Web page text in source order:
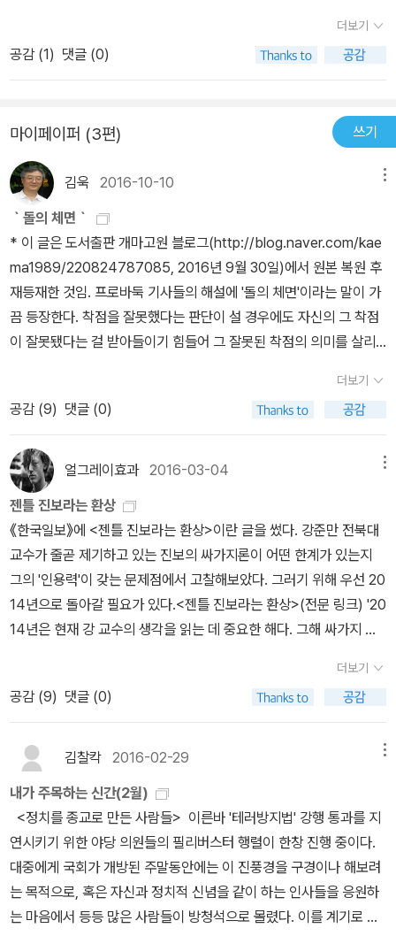
싸움에서건, 정치인들은 자신의 정당성을 10, 상대편의 정당성을 0
이라고 주장하는 고질병을 앓고 있다. 진실은 7대 3이거나 6대 4이
거나 5대 5일 텐데도 언행은 ‘10대 0’에 근거하는 과장과 과격과 극
치의 종교화로 이어지기 마련이다. 종교화된 정치 역시 광신으로 빠
과 연대와 결집을 이루어낼 수 있는 장점이 있다. 우리의 민주화 투쟁
이 바로 그런 경우다. ‘민주화 이후의 민주주의’ 체제하에서도 정치의
종교화는 계속되고 있지만, 그게 과연 바람직한지는 의문이다. 절박
한 상황이 아닌데도 절박한 열정이나 광신을 갖고 선악 이분법으로
임하다 보면 상대편과 소통 자체가 불가능해기 때문이다. 지금 한국
정치의 주요 문제는 바로 이런 소통 불능에서 비롯되는 게 아닐까?
더보기
공감 (1) 댓글 (0)
마이페이퍼 (3편) 쓰기
김욱 2016-10-10
｀돌의 체면｀
* 이 글은 도서출판 개마고원 블로그(http://blog.naver.com/kae
ma1989/220824787085, 2016년 9월 30일)에서 원본 복원 후
재등재한 것임. 프로바둑 기사들의 해설에 '돌의 체면'이라는 말이 가
끔 등장한다. 착점을 잘못했다는 판단이 설 경우에도 자신의 그 착점
이 잘못됐다는 걸 받아들이기 힘들어 그 잘못된 착점의 의미를 살리
그 결과는 어떻게 될까? 늪에 한 발을 잘못 내딛은 사람이 그 한 걸음
의 체면을 살리기 위해 다음 한 걸음을, 나아가 계속 다음 발걸음을 내
딛는 결과를 상상하면 충분할 것이다. 프로바둑 기사라는 최고의 경
지에 오른 사람들이 왜 이런 오류에 빠지는 걸까? 그들 프로바둑 기
사들은 착점 하나 하나에 인생을 걸기 때문이다. 오류가 된 '인생의 낭
비'를 쉽게 인정하기 힘든 것이다. 그래서 헛꿈을 꾼다. 인생의 실수가
된 그 악수를 오히려 묘수로 바꾸고 싶은 욕망을 포기할 수 없는 것이
다. 현실적으로는 이제와 새출발을 한다 해도 승리는 기대하기 힘드
니, 짐짓 모른 척하며 상대의 더 심한 악수를 기대하는 게 합리적인 행
동이라고 생각해서일 것이다. 프로바둑 기사도 아닌 장삼이사들의
인생엔 '돌의 체면'을 살리려는 부질없는 욕망이 없을까? 예컨대 유신
헌법에 찬성표를 던지고, 전두환의 정당을 지지하며 살았는데 그것이
잘못이었다는 것을 '발견'하는 역사의 시간이 왔을 때 우리는 순순히
러지 않겠는가? 나는 이렇게 썼다. '영화 <26년>에서 ‘그 사람’[전
두환] 경호에 목숨을 거는 마상렬의 대사가 노골적이다. “넌 죽으면
안 되지. 넌 끝까지 뻔뻔하게 잘 살아서 내 삶의 정당성을 확보해야
돼!” ‘그들’은 자신들의 과거 인생을 스스로 단죄하는 상실감을 감당
할 수 없다. 차라리 거꾸로 역사와 악착같이 싸우며 ‘그 사람’[전두환]
을 잘 먹이고 잘 살림으로써 ‘상상된 보상’을 받고 싶은 것이다.' (<정
치는 역사를 이길 수 없다> 48쪽.) 나는 노년세대의 정치관에는 다
더보기
공감 (9) 댓글 (0)
얼그레이효과2016-03-04
젠틀 진보라는 환상
《한국일보》에 <젠틀 진보라는 환상>이란 글을 썼다. 강준만 전북대
교수가 줄곧 제기하고 있는 진보의 싸가지론이 어떤 한계가 있는지
그의 '인용력'이 갖는 문제점에서 고찰해보았다. 그러기 위해 우선 20
14년으로 돌아갈 필요가 있다.<젠틀 진보라는 환상>(전문 링크) '20
14년은 현재 강 교수의 생각을 읽는 데 중요한 해다. 그해 싸가지 없
공회대 교수의 ‘모멸감’과 미국 심리학자 조너선 하이트의 ‘바른 마
음’이다. 특히 올해 2월에 나온 ‘정치를 종교로 만든 사람들’에서 ‘모
멸감’은 중요하게 언급된다. 얼핏 제목만 보면 다른 이야기를 하고 있
는 듯하지만, 두 사람 다 정치와 도덕의 관계 회복을 주장한다. ‘이왕
싸우는 거라면 건설적으로 싸울 수 없을까’라며, 품격과 교양 있는 정
쟁 그리고 정치적으로 나이스하고 젠틀한 개인상을 제시한다. 한데
논의를 자세히 뜯어보면 저자들은 정치와 감정의 연관성 속에서 유독
정치 현상을 ‘자극과 반응’의 틀에서만 생각하려 한다.강 교수는 이를
참조해 자신이 오랫동안 제기해온 정치의 종교화라는 프레임을 다시
한번 강변한다. 이념과 영웅화된 정치인에 대한 극단적인 몰두를 중
단하자고. 백 번 천 번 옳은 이야기다. 하나 그가 보수와 진보를 종교
더보기
공감 (9) 댓글 (0)
김찰칵 2016-02-29
내가 주목하는 신간(2월)
<정치를 종교로 만든 사람들> 이른바 '테러방지법' 강행 통과를 지
연시키기 위한 야당 의원들의 필리버스터 행렬이 한창 진행 중이다.
대중에게 국회가 개방된 주말동안에는 이 진풍경을 구경이나 해보려
는 목적으로, 혹은 자신과 정치적 신념을 같이 하는 인사들을 응원하
는 마음에서 등등 많은 사람들이 방청석으로 몰렸다. 이를 계기로 대